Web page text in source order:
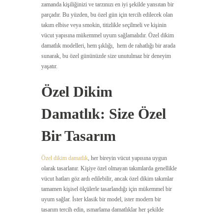
zamanda kişiliğinizi ve tarzınızı en iyi şekilde yansıtan bir
parçadır. Bu yüzden, bu özel gün için tercih edilecek olan
takım elbise veya smokin, titizlikle seçilmeli ve kişinin
vücut yapısına mükemmel uyum sağlamalıdır. Özel dikim
damatlık modelleri, hem şıklığı, hem de rahatlığı bir arada
sunarak, bu özel gününüzde size unutulmaz bir deneyim
yaşatır.
Özel Dikim
Damatlık: Size Özel
Bir Tasarım
Özel dikim damatlık, her bireyin vücut yapısına uygun
olarak tasarlanır. Kişiye özel olmayan takımlarda genellikle
vücut hatları göz ardı edilebilir, ancak özel dikim takımlar
tamamen kişisel ölçülerle tasarlandığı için mükemmel bir
uyum sağlar. İster klasik bir model, ister modern bir
tasarım tercih edin, ısmarlama damatlıklar her şekilde